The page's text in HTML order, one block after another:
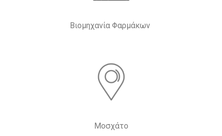
Βιομηχανία Φαρμάκων
Μοσχάτο